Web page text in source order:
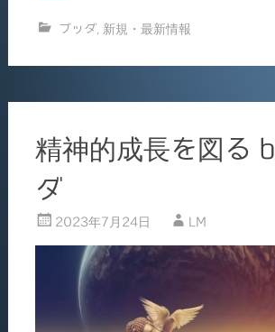
e
b
o
k
l
ブッダ, 新規・最新情報
精神的成長を図る
ダ
2023年7月24日 LM